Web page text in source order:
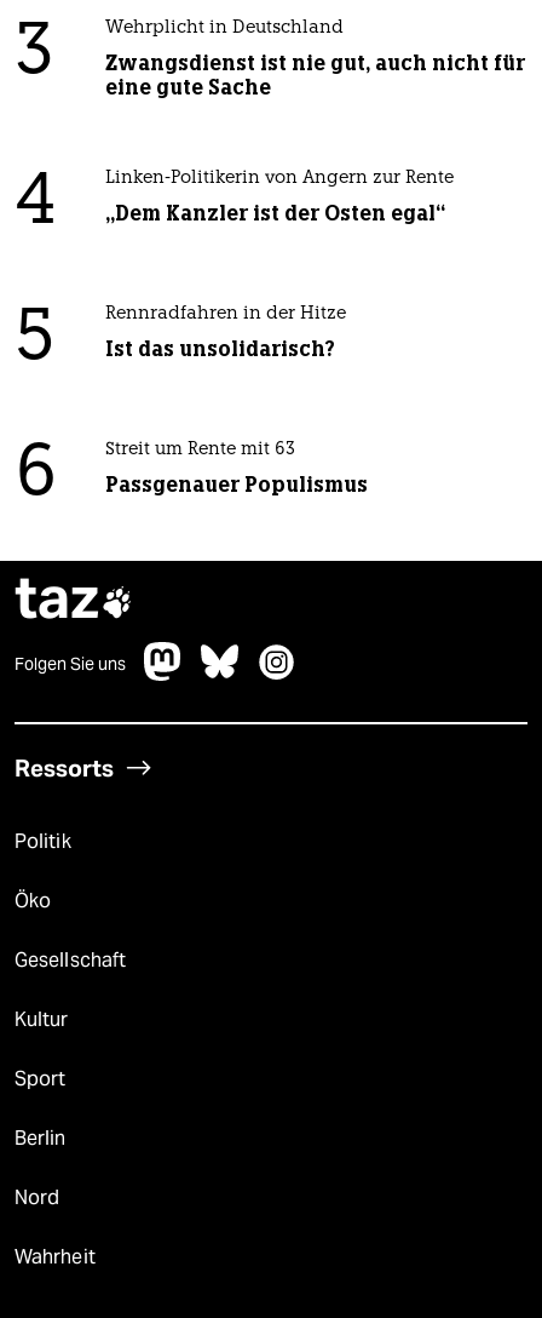
3 Wehrplicht in Deutschland
Zwangsdienst ist nie gut, auch nicht für
eine gute Sache
4 Linken-Politikerin von Angern zur Rente
„Dem Kanzler ist der Osten egal“
5 Rennradfahren in der Hitze
Ist das unsolidarisch?
6 Streit um Rente mit 63
Passgenauer Populismus
taz
Folgen Sie uns
Ressorts
Politik
Öko
Gesellschaft
Kultur
Sport
Berlin
Nord
Wahrheit